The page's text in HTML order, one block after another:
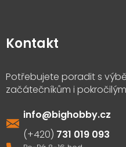
Kontakt
info@bighobby.cz
731 019 093